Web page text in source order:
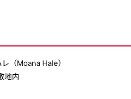
（Moana Hale）
地内